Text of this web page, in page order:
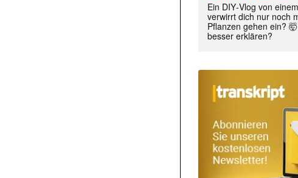
Ein DIY‑Vlog von
verwirrt dich nur noch
Pflanzen gehen ein?
besser erklären?